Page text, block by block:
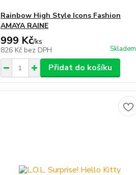
Rainbow High Style Icons Fashion
AMAYA RAINE
999 Kč/ks
826 Kč bez DPH Skladem
Přidat do košíku